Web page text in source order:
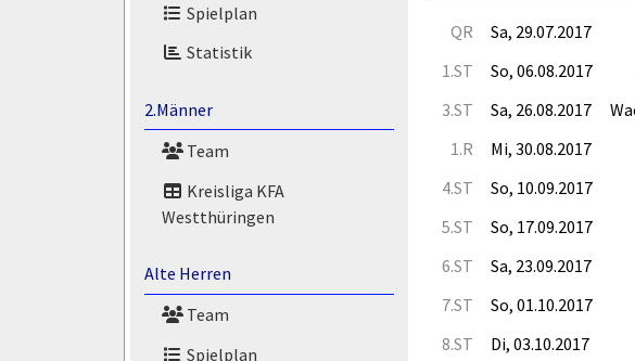
Spielplan
Statistik
2.Männer
Team
Kreisliga KFA
Westthüringen
Alte Herren
Team
Spielplan
QR Sa, 29.07.2017
1.ST
So, 06.08.2017
3.ST
Sa, 26.08.2017
1.R
Mi, 30.08.2017
4.ST
So, 10.09.2017
5.ST
So, 17.09.2017
6.ST
Sa, 23.09.2017
7.ST
So, 01.10.2017
8.ST
Di, 03.10.2017